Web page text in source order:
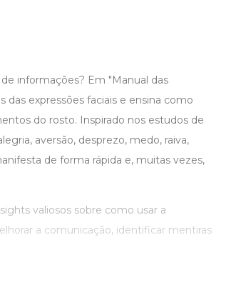
informações? Em "Manual das
das expressões faciais e ensina como
do rosto. Inspirado nos estudos de
aversão, desprezo, medo, raiva,
de forma rápida e, muitas vezes,
valiosos sobre como usar a
a comunicação, identificar mentiras